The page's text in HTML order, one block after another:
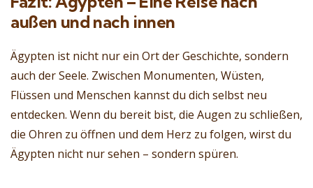
außen und nach innen
Ägypten ist nicht nur ein Ort der Geschichte, sondern
auch der Seele. Zwischen Monumenten, Wüsten,
Flüssen und Menschen kannst du dich selbst neu
entdecken. Wenn du bereit bist, die Augen zu schließen,
die Ohren zu öffnen und dem Herz zu folgen, wirst du
Ägypten nicht nur sehen – sondern spüren.